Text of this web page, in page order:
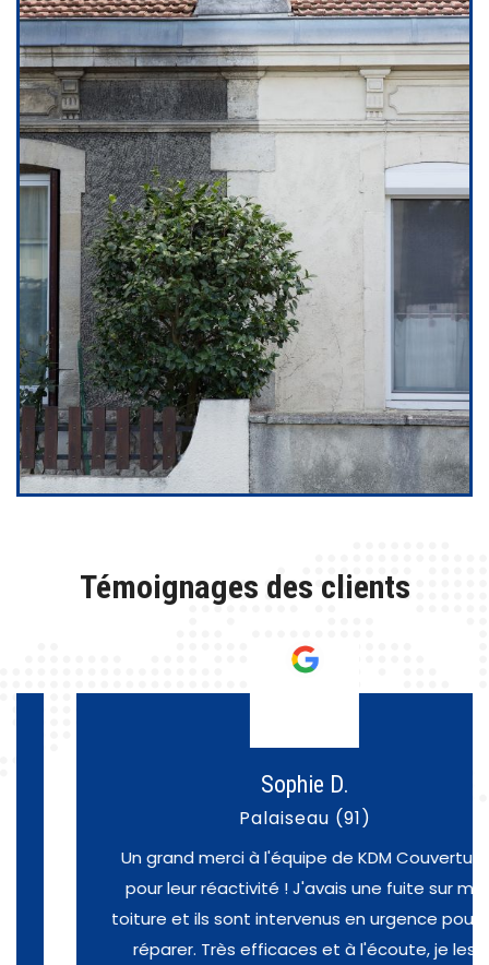
Témoignages des clients
Sophie D.
Palaiseau (91)
Un grand merci à l'équipe de KDM Couverture
pour leur réactivité ! J'avais une fuite sur ma
toiture et ils sont intervenus en urgence pour la
réparer. Très efficaces et à l'écoute, je les